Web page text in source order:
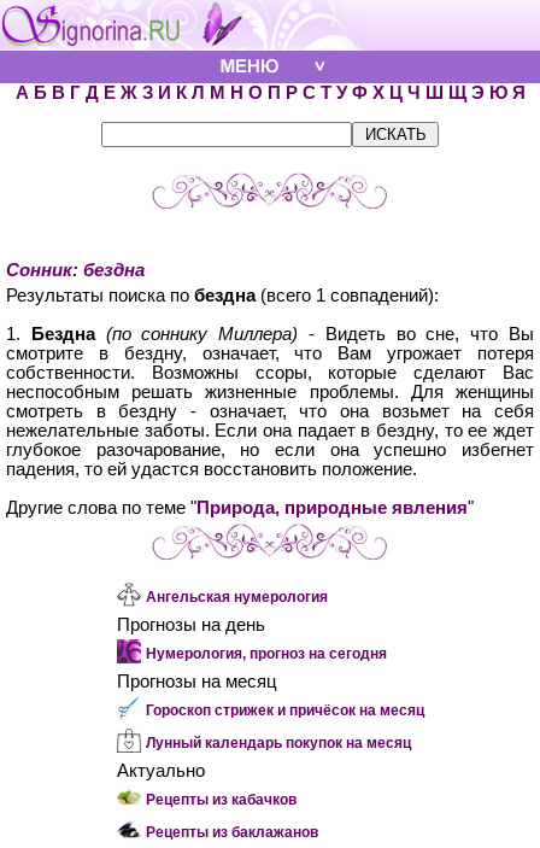
А Б В Г Д Е Ж З И К Л М Н О П Р С Т У Ф Х Ц Ч Ш Щ Э Ю Я
Сонник: бездна
Результаты поиска по бездна(всего 1 совпадений):
1.
Бездна (по соннику Миллера) - Видеть во сне, что Вы
смотрите в бездну, означает, что Вам угрожает потеря
собственности. Возможны ссоры, которые сделают Вас
неспособным решать жизненные проблемы. Для женщины
смотреть в бездну - означает, что она возьмет на себя
нежелательные заботы. Если она падает в бездну, то ее ждет
глубокое разочарование, но если она успешно избегнет
падения, то ей удастся восстановить положение.
Другие слова по теме "Природа, природные явления"
Ангельская нумерология
Прогнозы на день
Нумерология, прогноз на сегодня
Прогнозы на месяц
Гороскоп стрижек и причёсок на месяц
Лунный календарь покупок на месяц
Актуально
Рецепты из кабачков
Рецепты из баклажанов